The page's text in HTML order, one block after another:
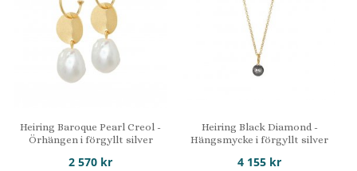
Heiring Baroque Pearl Creol -
Örhängen i förgyllt silver
2 570 kr
Heiring Black Diamond -
Hängsmycke i förgyllt silver
4 155 kr